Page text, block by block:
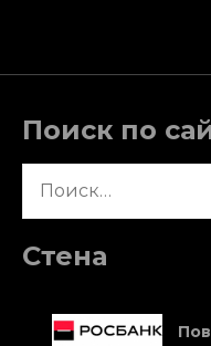
Поиск по
Стена